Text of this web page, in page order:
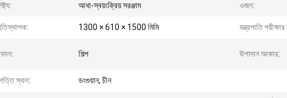
আধা-স্বয়ংক্রিয় সরঞ্জাম ওজন:
1300 × 610 × 1500 মিমি যন্ত্রপাতি পরীক্ষার
শিল্প উপাদান আকার:
স্থল: ডংগুয়ান, চীন